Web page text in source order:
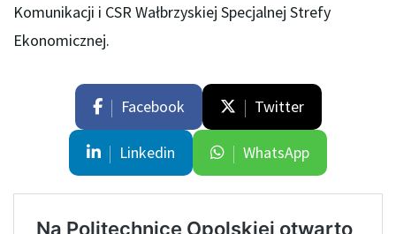
Komunikacji i CSR Wałbrzyskiej Specjalnej Strefy
Ekonomicznej.
Facebook Twitter
Linkedin WhatsApp